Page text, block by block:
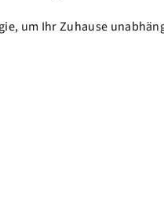
um Ihr Zuhause